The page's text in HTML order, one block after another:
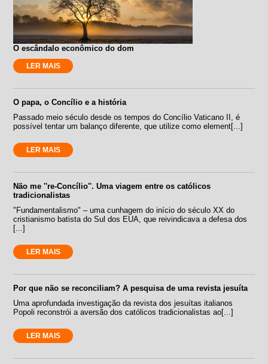
O escândalo econômico do dom
LER MAIS
O papa, o Concílio e a história
Passado meio século desde os tempos do Concílio Vaticano II, é
possível tentar um balanço diferente, que utilize como element[...]
LER MAIS
Não me ''re-Concílio''. Uma viagem entre os católicos
tradicionalistas
"Fundamentalismo" – uma cunhagem do início do século XX do
cristianismo batista do Sul dos EUA, que reivindicava a defesa dos
[...]
LER MAIS
Por que não se reconciliam? A pesquisa de uma revista jesuíta
Uma aprofundada investigação da revista dos jesuítas italianos
Popoli reconstrói a aversão dos católicos tradicionalistas ao[...]
LER MAIS